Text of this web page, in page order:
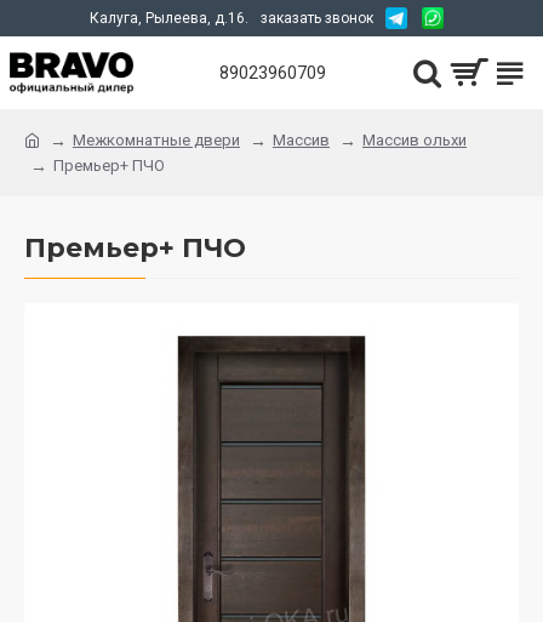
Калуга, Рылеева, д.16. заказать звонок
89023960709
Межкомнатные двери Массив
Массив ольхи
Премьер+ ПЧО
Премьер+ ПЧО